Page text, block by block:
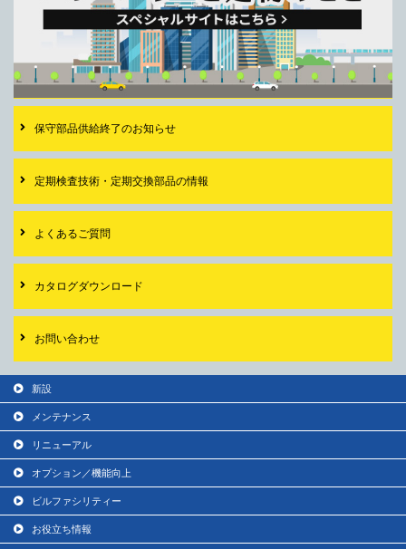
保守部品供給終了のお知らせ
定期検査技術・ 定期交換部品の情報
よくあるご質問
カタログダウンロード
お問い合わせ
新設
メンテナンス
リニューアル
オプション／機能向上
ビルファシリティー
お役立ち情報